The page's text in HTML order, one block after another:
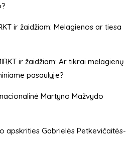
ir žaidžiam: Melagienos ar tiesa
ir žaidžiam: Ar tikrai melagienų
pasaulyje?
Martyno Mažvydo
apskrities Gabrielės Petkevičaitės-